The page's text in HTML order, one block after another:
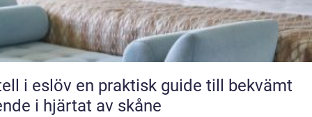
en praktisk guide till bekvämt
i hjärtat av skåne